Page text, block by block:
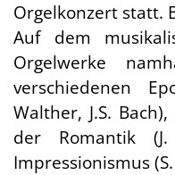
Orgelkonzert statt.
Auf dem
Orgelwerke
verschiedenen
Walther, J.S.
der Romantik
Impressionismus